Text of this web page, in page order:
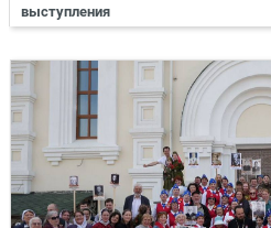
выступления